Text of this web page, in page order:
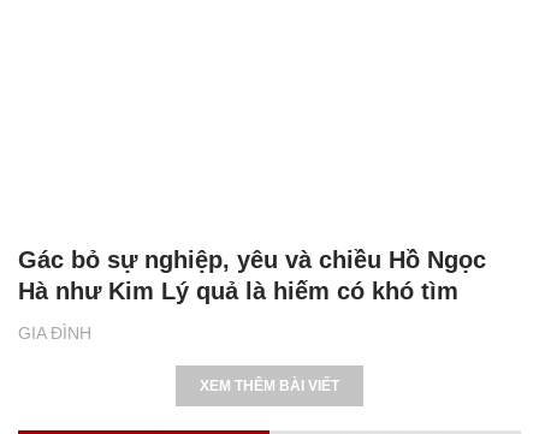
GIA ĐÌNH
Gác bỏ sự nghiệp, yêu và chiều Hồ Ngọc
Hà như Kim Lý quả là hiếm có khó tìm
XEM THÊM BÀI VIẾT